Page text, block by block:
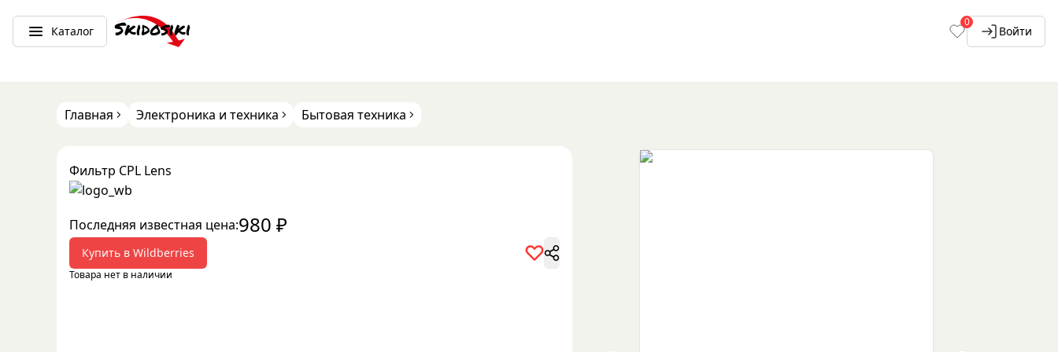
Каталог
0
Войти
Главная Электроника и техника Бытовая техника
Фильтр CPL Lens
Последняя известная цена:980 ₽
Купить в Wildberries
Товара нет в наличии